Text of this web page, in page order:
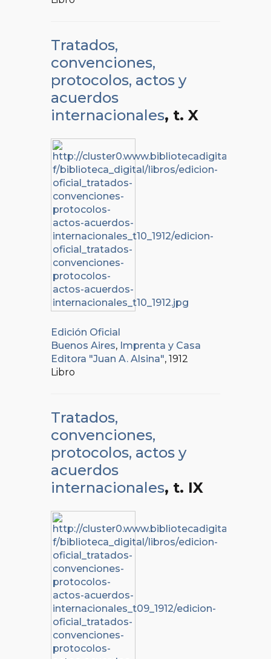
Tratados,
convenciones,
protocolos, actos y
acuerdos
internacionales, t. X
Edición Oficial
Buenos Aires, Imprenta y Casa
Editora "Juan A. Alsina", 1912
Libro
Tratados,
convenciones,
protocolos, actos y
acuerdos
internacionales, t. IX